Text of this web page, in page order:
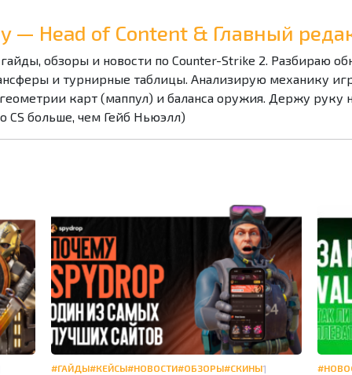
— Head of Content & Главный
обзоры и новости по Counter-Strike 2. Разбираю
и турнирные таблицы. Анализирую механику
карт (маппул) и баланса оружия. Держу руку
CS больше, чем Гейб Ньюэлл)
#ГАЙДЫ#КЕЙСЫ#НОВОСТИ#ОБЗОРЫ#СКИНЫ1